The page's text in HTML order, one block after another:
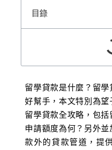
目錄
留學貸款是什麼？留
好幫手，本文特別為
留學貸款全攻略，包
申請額度為何？另外
款外的貸款管道，提